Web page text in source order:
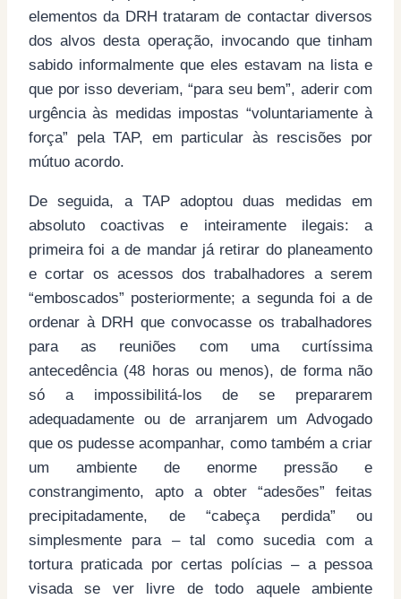
elementos da DRH trataram de contactar diversos
dos alvos desta operação, invocando que tinham
sabido informalmente que eles estavam na lista e
que por isso deveriam, “para seu bem”, aderir com
urgência às medidas impostas “voluntariamente à
força” pela TAP, em particular às rescisões por
mútuo acordo.
De seguida, a TAP adoptou duas medidas em
absoluto coactivas e inteiramente ilegais: a
primeira foi a de mandar já retirar do planeamento
e cortar os acessos dos trabalhadores a serem
“emboscados” posteriormente; a segunda foi a de
ordenar à DRH que convocasse os trabalhadores
para as reuniões com uma curtíssima
antecedência (48 horas ou menos), de forma não
só a impossibilitá-los de se prepararem
adequadamente ou de arranjarem um Advogado
que os pudesse acompanhar, como também a criar
um ambiente de enorme pressão e
constrangimento, apto a obter “adesões” feitas
precipitadamente, de “cabeça perdida” ou
simplesmente para – tal como sucedia com a
tortura praticada por certas polícias – a pessoa
visada se ver livre de todo aquele ambiente